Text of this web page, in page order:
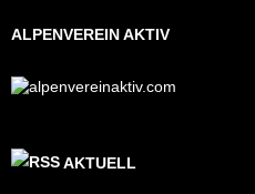
ALPENVEREIN AKTIV
AKTUELL